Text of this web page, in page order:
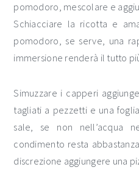
pomodoro, mescolare e
Schiacciare la ricotta e
pomodoro, se serve, una
immersione renderà il tutto
Simuzzare i capperi
tagliati a pezzetti e una
sale, se non nell’acqua
condimento resta
discrezione aggiungere una